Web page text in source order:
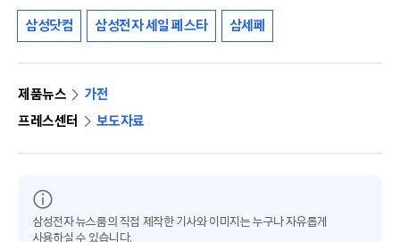
삼성닷컴 삼성전자 세일 페스타 삼세페
제품뉴스
가전
프레스센터
보도자료
삼성전자 뉴스룸의 직접 제작한 기사와 이미지는 누구나 자유롭게
사용하실 수 있습니다.